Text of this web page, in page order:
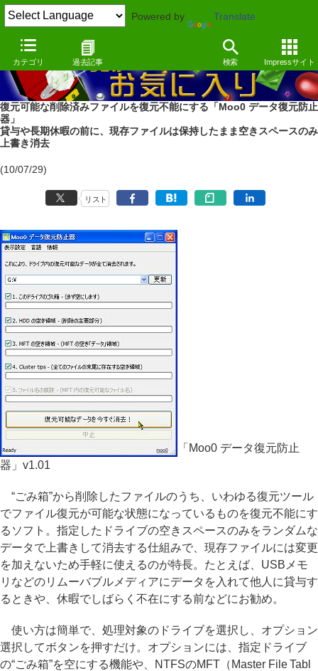
Powered by Translate
カテゴリ 過去記事 検索 Impressサイト
復元可能な削除済みファイルを復元不能にする「Moo0 データ復元防止
器」
貸与や長期休暇の前に、現存ファイルは保持したまま空きスペースのみ
上書き消去
(10/07/29)
リスト
「Moo0 データ復元防止
器」v1.01
“ごみ箱”から削除したファイルのうち、いわゆる復元ツール
でファイル復元が可能な状態になっているものを復元不能にす
るソフト。指定したドライブの空きスペースのみをランダムな
データで上書きして消去する仕組みで、現存ファイルには変更
を加えないため手軽に使えるのが特長。たとえば、USBメモ
リなどのリムーバブルメディアにデータを入れて他人に貸与す
るときや、休暇でしばらく不在にする前などにお勧め。
使い方は簡単で、処理対象のドライブを選択し、オプション
選択してボタンを押すだけ。オプションには、指定ドライブ
の“ごみ箱”を空にする機能や、NTFSのMFT（Master File Tabl